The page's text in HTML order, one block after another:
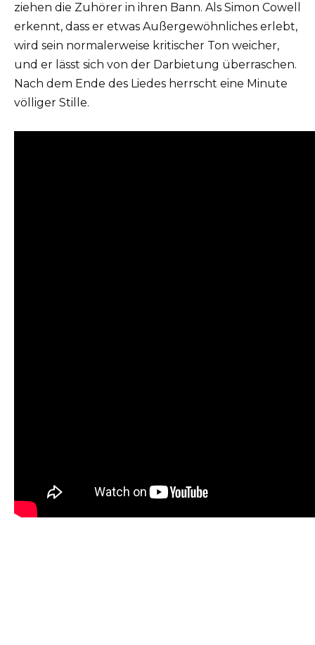
ziehen die Zuhörer in ihren Bann. Als Simon Cowell
erkennt, dass er etwas Außergewöhnliches erlebt,
wird sein normalerweise kritischer Ton weicher,
und er lässt sich von der Darbietung überraschen.
Nach dem Ende des Liedes herrscht eine Minute
völliger Stille.